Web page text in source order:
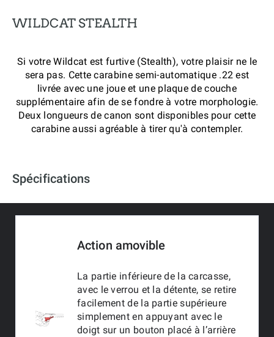
WILDCAT STEALTH
Si votre Wildcat est furtive (Stealth), votre plaisir ne le
sera pas. Cette carabine semi-automatique .22 est
livrée avec une joue et une plaque de couche
supplémentaire afin de se fondre à votre morphologie.
Deux longueurs de canon sont disponibles pour cette
carabine aussi agréable à tirer qu'à contempler.
Spécifications
Action amovible
La partie inférieure de la carcasse,
avec le verrou et la détente, se retire
facilement de la partie supérieure
simplement en appuyant avec le
doigt sur un bouton placé à l’arrière